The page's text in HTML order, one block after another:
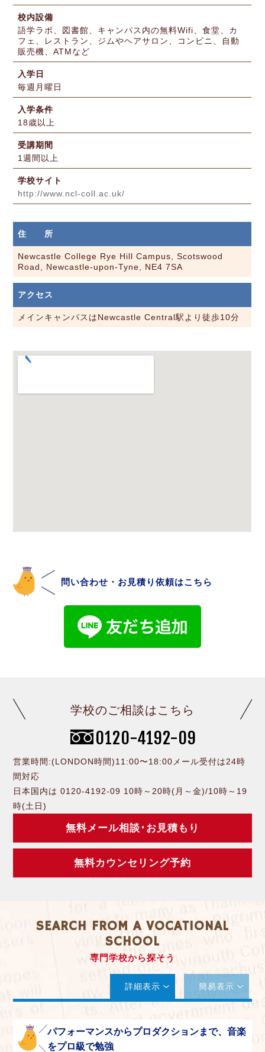
校内設備
語学ラボ、図書館、キャンパス内の無料Wifi、食堂、カ
フェ、レストラン、ジムやヘアサロン、コンビニ、自動
販売機、ATMなど
入学日
毎週月曜日
入学条件
18歳以上
受講期間
1週間以上
学校サイト
http://www.ncl-coll.ac.uk/
住 所
Newcastle College Rye Hill Campus, Scotswood
Road, Newcastle-upon-Tyne, NE4 7SA
アクセス
メインキャンパスはNewcastle Central駅より徒歩10分
問い合わせ・お見積り依頼はこちら
学校のご相談はこちら
0120-4192-09
営業時間:(LONDON時間)11:00〜18:00メール受付は24時
間対応
日本国内は 0120-4192-09 10時～20時(月～金)/10時～19
時(土日)
無料メール相談･お見積もり
無料カウンセリング予約
SEARCH FROM A VOCATIONAL
SCHOOL
専門学校から探そう
詳細表示 簡易表示
パフォーマンスからプロダクションまで、音楽
をプロ級で勉強